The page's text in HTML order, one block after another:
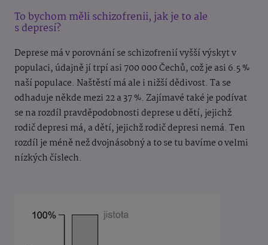
To bychom měli schizofrenii, jak je to ale
s depresí?
Deprese má v porovnání se schizofrenií vyšší výskyt v
populaci, údajně jí trpí asi 700 000 Čechů, což je asi 6.5 %
naší populace. Naštěstí má ale i nižší dědivost. Ta se
odhaduje někde mezi 22 a 37 %. Zajímavé také je podívat
se na rozdíl pravděpodobnosti deprese u dětí, jejichž
rodič depresi má, a dětí, jejichž rodič depresi nemá. Ten
rozdíl je méně než dvojnásobný a to se tu bavíme o velmi
nízkých číslech.